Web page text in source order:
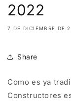
2022
7 DE DICIEMBRE DE
Share
Como es ya
Constructores